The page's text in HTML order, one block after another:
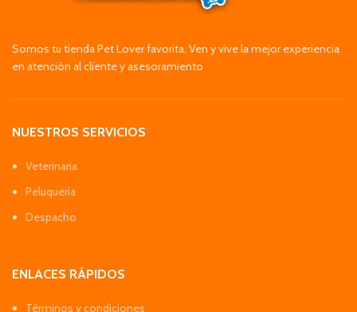
Somos tu tienda Pet Lover favorita. Ven y vive la mejor experiencia
en atención al cliente y asesoramiento
NUESTROS SERVICIOS
Veterinaria
Peluquería
Despacho
ENLACES RÁPIDOS
Términos y condiciones